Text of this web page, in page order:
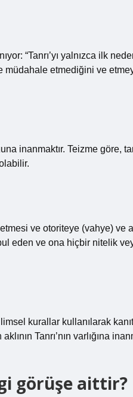
“Tanrı’yı ​​yalnızca ilk
müdahale etmediğini ve
inanmaktır. Teizme göre,
ve otoriteye (vahye) ve
eden ve ona hiçbir nitelik
kurallar kullanılarak
Tanrı’nın varlığına
görüşe aittir?